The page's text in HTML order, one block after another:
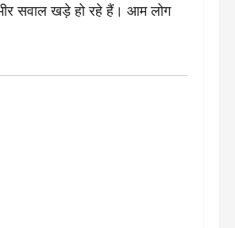
सवाल खड़े हो रहे हैं। आम लोग